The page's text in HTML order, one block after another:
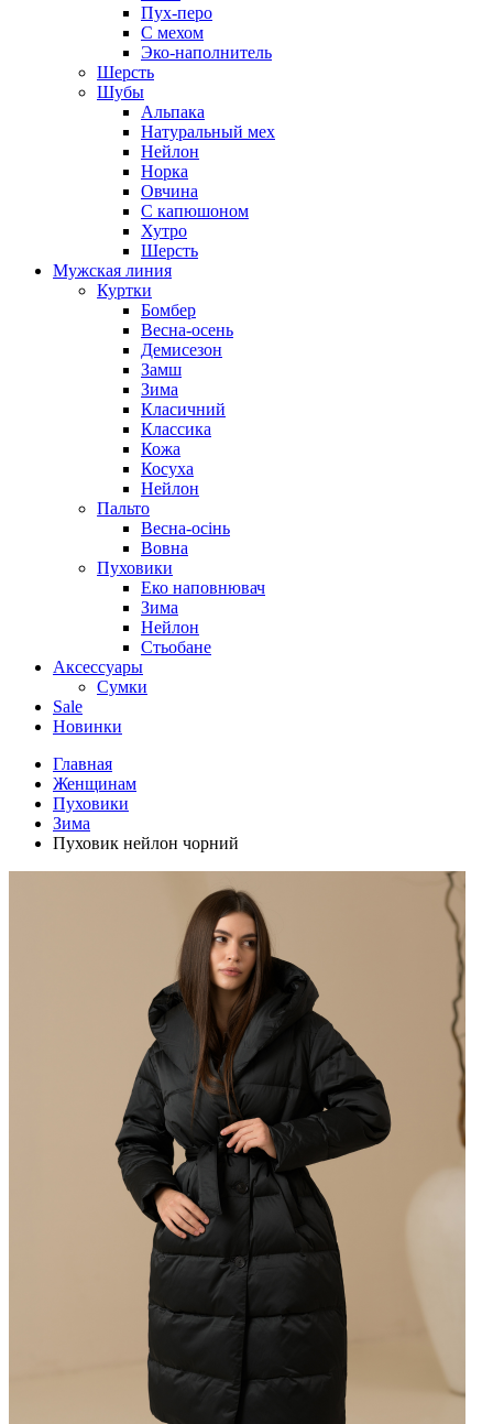
Пух-перо
С мехом
Эко-наполнитель
Шерсть
Шубы
Альпака
Натуральный мех
Нейлон
Норка
Овчина
С капюшоном
Хутро
Шерсть
Мужская линия
Куртки
Бомбер
Весна-осень
Демисезон
Замш
Зима
Класичний
Классика
Кожа
Косуха
Нейлон
Пальто
Весна-осінь
Вовна
Пуховики
Еко наповнювач
Зима
Нейлон
Стьобане
Аксессуары
Сумки
Sale
Новинки
Главная
Женщинам
Пуховики
Зима
Пуховик нейлон чорний